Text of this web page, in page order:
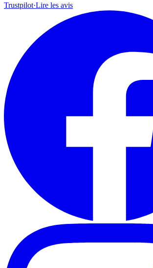
Trustpilot·Lire les avis